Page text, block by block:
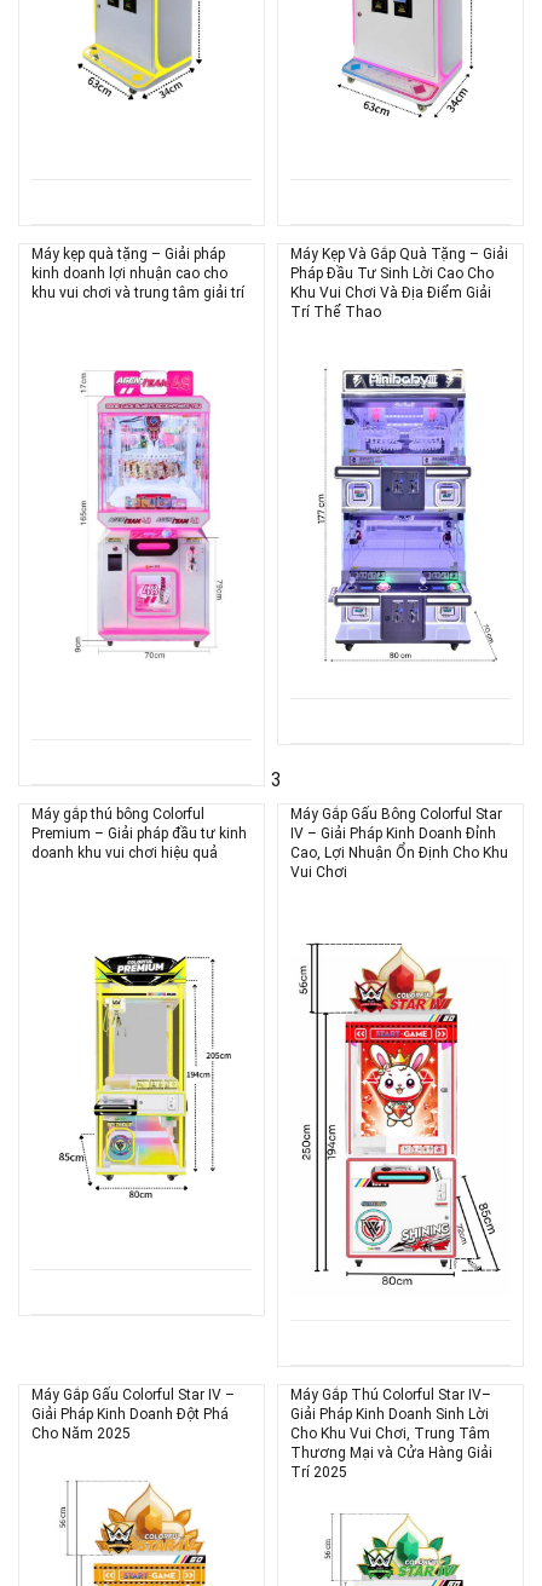
Máy kẹp quà tặng – Giải pháp
kinh doanh lợi nhuận cao cho
khu vui chơi và trung tâm giải trí
Máy Kẹp Và Gắp Quà Tặng – Giải
Pháp Đầu Tư Sinh Lời Cao Cho
Khu Vui Chơi Và Địa Điểm Giải
Trí Thể Thao
Máy gắp thú bông Colorful
Premium – Giải pháp đầu tư kinh
doanh khu vui chơi hiệu quả
Máy Gắp Gấu Bông Colorful Star
IV – Giải Pháp Kinh Doanh Đỉnh
Cao, Lợi Nhuận Ổn Định Cho Khu
Vui Chơi
Máy Gắp Gấu Colorful Star IV –
Giải Pháp Kinh Doanh Đột Phá
Cho Năm 2025
Máy Gắp Thú Colorful Star IV–
Giải Pháp Kinh Doanh Sinh Lời
Cho Khu Vui Chơi, Trung Tâm
Thương Mại và Cửa Hàng Giải
Trí 2025
3